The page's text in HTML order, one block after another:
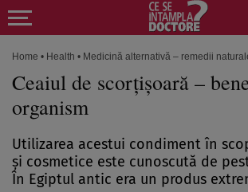
Home • Health • Medicină alternativă – remedii
Ceaiul de scorţişoară –
organism
Utilizarea acestui condiment în
şi cosmetice este cunoscută de
În Egiptul antic era un produs